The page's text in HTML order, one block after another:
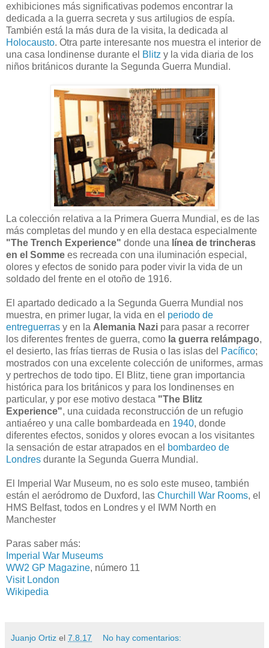
exhibiciones más significativas podemos encontrar la
dedicada a la guerra secreta y sus artilugios de espía.
También está la más dura de la visita, la dedicada al
Holocausto. Otra parte interesante nos muestra el interior de
una casa londinense durante el Blitz y la vida diaria de los
niños británicos durante la Segunda Guerra Mundial.
La colección relativa a la Primera Guerra Mundial, es de las
más completas del mundo y en ella destaca especialmente
"The Trench Experience" donde una línea de trincheras
en el Somme es recreada con una iluminación especial,
olores y efectos de sonido para poder vivir la vida de un
soldado del frente en el otoño de 1916.
El apartado dedicado a la Segunda Guerra Mundial nos
muestra, en primer lugar, la vida en el periodo de
entreguerras y en la Alemania Nazi para pasar a recorrer
los diferentes frentes de guerra, como la guerra relámpago,
el desierto, las frías tierras de Rusia o las islas del Pacífico;
mostrados con una excelente colección de uniformes, armas
y pertrechos de todo tipo. El Blitz, tiene gran importancia
histórica para los británicos y para los londinenses en
particular, y por ese motivo destaca "The Blitz
Experience", una cuidada reconstrucción de un refugio
antiaéreo y una calle bombardeada en 1940, donde
diferentes efectos, sonidos y olores evocan a los visitantes
la sensación de estar atrapados en el bombardeo de
Londres durante la Segunda Guerra Mundial.
El Imperial War Museum, no es solo este museo, también
están el aeródromo de Duxford, las Churchill War Rooms, el
HMS Belfast, todos en Londres y el IWM North en
Manchester
Paras saber más:
Imperial War Museums
WW2 GP Magazine, número 11
Visit London
Wikipedia
Juanjo Ortiz el 7.8.17 No hay comentarios: